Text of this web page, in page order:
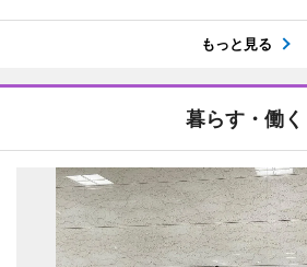
もっと見る
暮らす・働く